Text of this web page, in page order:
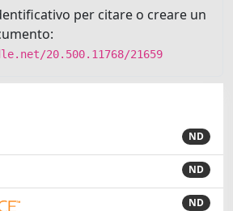
per citare o creare un
20.500.11768/21659
ND
ND
ND